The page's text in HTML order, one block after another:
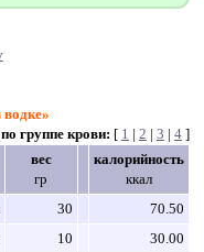
группе крови: [ 1 | 2 | 3 | 4]
вес
гр
калорийность
ккал
30
70.50
10
30.00